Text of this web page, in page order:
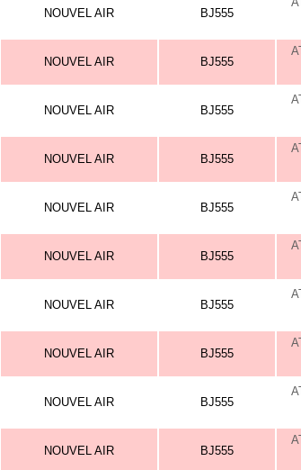
NOUVEL AIR BJ555
NOUVEL AIR BJ555
NOUVEL AIR BJ555
NOUVEL AIR BJ555
NOUVEL AIR BJ555
NOUVEL AIR BJ555
NOUVEL AIR BJ555
NOUVEL AIR BJ555
NOUVEL AIR BJ555
NOUVEL AIR BJ555